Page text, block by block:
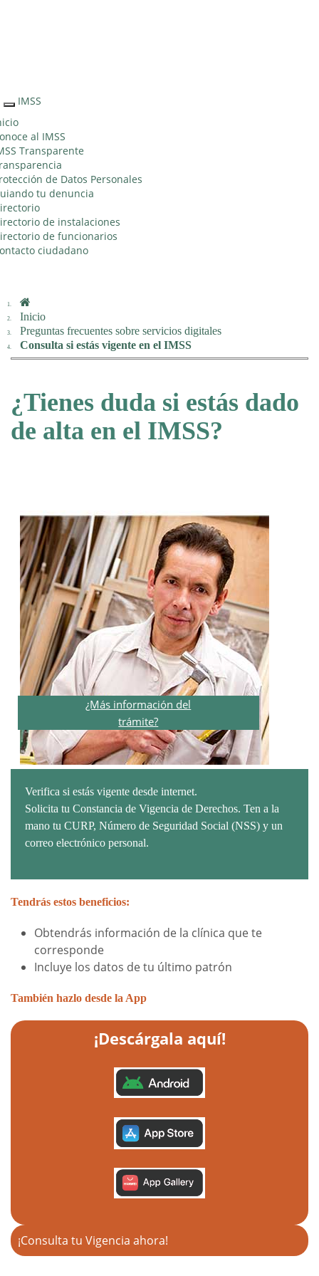
Interruptor
de
Navegación
IMSS
al IMSS
Transparente
de Datos Personales
tu denuncia
de instalaciones
de funcionarios
ciudadano
Inicio
Preguntas frecuentes sobre servicios digitales
Consulta si estás vigente en el IMSS
¿Tienes duda si estás dado
de alta en el IMSS?
¿Más información del
trámite?
Verifica si estás vigente desde internet.
Solicita tu Constancia de Vigencia de Derechos. Ten a la
mano tu CURP, Número de Seguridad Social (NSS) y un
correo electrónico personal.
Tendrás estos beneficios:
Obtendrás información de la clínica que te
corresponde
Incluye los datos de tu último patrón
También hazlo desde la App
¡Descárgala aquí!
¡Consulta tu Vigencia ahora!